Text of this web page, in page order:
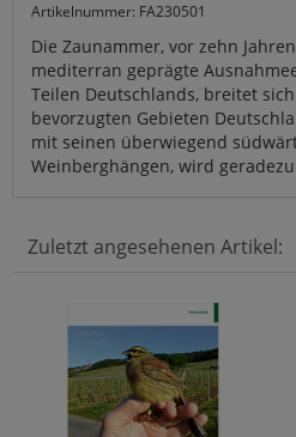
Artikelnummer: FA230501
Die Zaunammer, vor zehn
mediterran geprägte
Teilen Deutschlands, breitet
bevorzugten Gebieten
mit seinen überwiegend
Weinberghängen, wird
Zuletzt angesehenen Artikel: